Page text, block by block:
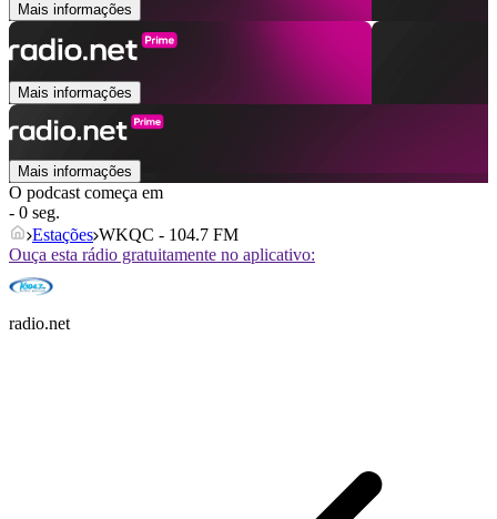
Mais informações
Mais informações
Mais informações
O podcast começa em
- 0 seg.
Estações WKQC - 104.7 FM
Ouça esta rádio gratuitamente no aplicativo:
radio.net